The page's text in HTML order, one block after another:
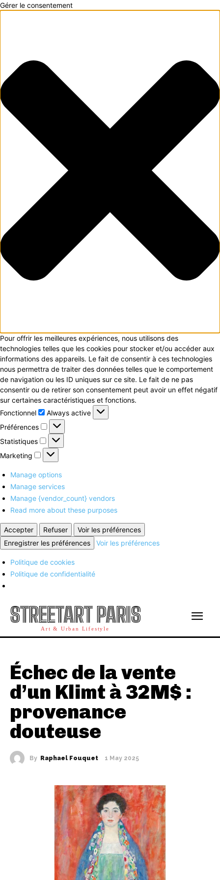
Gérer le consentement
Pour offrir les meilleures expériences, nous utilisons des
technologies telles que les cookies pour stocker et/ou accéder aux
informations des appareils. Le fait de consentir à ces technologies
nous permettra de traiter des données telles que le comportement
de navigation ou les ID uniques sur ce site. Le fait de ne pas
consentir ou de retirer son consentement peut avoir un effet négatif
sur certaines caractéristiques et fonctions.
Fonctionnel
Fonctionnel
Always active
Préférences
Préférences
Statistiques Statistiques
Marketing Marketing
Manage options
Manage services
Manage {vendor_count} vendors
Read more about these purposes
Accepter Refuser
Voir les préférences
Enregistrer les préférences
Voir les préférences
Politique de cookies
Politique de confidentialité
STREETART PARIS
Art & Urban Lifestyle
Échec de la vente
d’un Klimt à 32M$ :
provenance
douteuse
By Raphael Fouquet 1 May 2025